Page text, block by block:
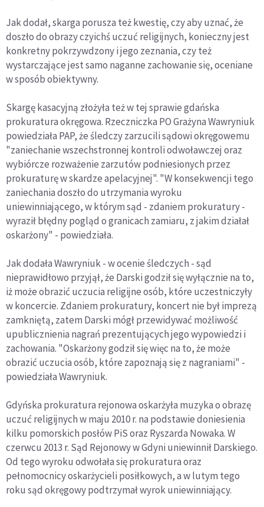
Jak dodał, skarga porusza też kwestię, czy aby uznać, że
doszło do obrazy czyichś uczuć religijnych, konieczny jest
konkretny pokrzywdzony i jego zeznania, czy też
wystarczające jest samo naganne zachowanie się, oceniane
w sposób obiektywny.
Skargę kasacyjną złożyła też w tej sprawie gdańska
prokuratura okręgowa. Rzeczniczka PO Grażyna Wawryniuk
powiedziała PAP, że śledczy zarzucili sądowi okręgowemu
"zaniechanie wszechstronnej kontroli odwoławczej oraz
wybiórcze rozważenie zarzutów podniesionych przez
prokuraturę w skardze apelacyjnej". "W konsekwencji tego
zaniechania doszło do utrzymania wyroku
uniewinniającego, w którym sąd - zdaniem prokuratury -
wyraził błędny pogląd o granicach zamiaru, z jakim działał
oskarżony" - powiedziała.
Jak dodała Wawryniuk - w ocenie śledczych - sąd
nieprawidłowo przyjął, że Darski godził się wyłącznie na to,
iż może obrazić uczucia religijne osób, które uczestniczyły
w koncercie. Zdaniem prokuratury, koncert nie był imprezą
zamkniętą, zatem Darski mógł przewidywać możliwość
upublicznienia nagrań prezentujących jego wypowiedzi i
zachowania. "Oskarżony godził się więc na to, że może
obrazić uczucia osób, które zapoznają się z nagraniami" -
powiedziała Wawryniuk.
Gdyńska prokuratura rejonowa oskarżyła muzyka o obrazę
uczuć religijnych w maju 2010 r. na podstawie doniesienia
kilku pomorskich posłów PiS oraz Ryszarda Nowaka. W
czerwcu 2013 r. Sąd Rejonowy w Gdyni uniewinnił Darskiego.
Od tego wyroku odwołała się prokuratura oraz
pełnomocnicy oskarżycieli posiłkowych, a w lutym tego
roku sąd okręgowy podtrzymał wyrok uniewinniający.